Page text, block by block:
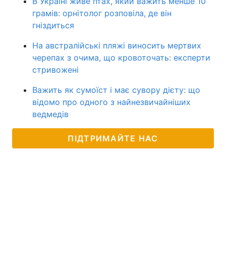
грамів: орнітолог розповіла, де він
гніздиться
На австралійські пляжі виносить мертвих
черепах з очима, що кровоточать: експерти
стривожені
Важить як сумоїст і має сувору дієту: що
відомо про одного з найнезвичайніших
ведмедів
ПІДТРИМАЙТЕ НАС